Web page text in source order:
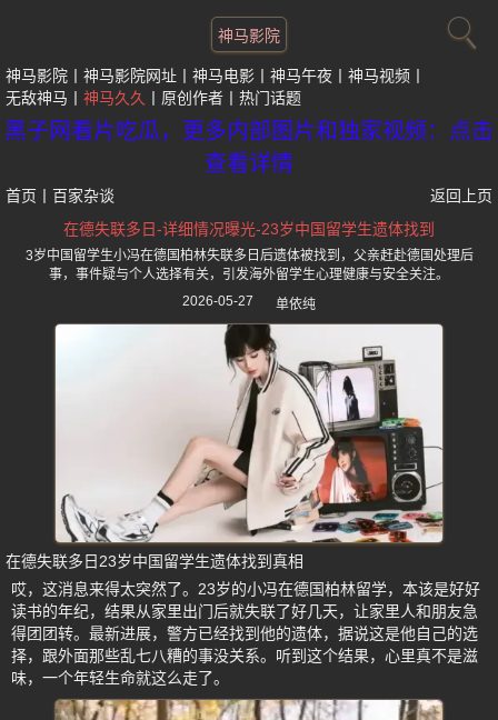
神马影院
神马影院 神马影院网址 神马电影 神马午夜
神马视频
无敌神马
神马久久 原创作者 热门话题
黑子网看片吃瓜，更多内部图片和独家视频：点击
查看详情
首页 百家杂谈
返回上页
在德失联多日-详细情况曝光-23岁中国留学生遗体找到
3岁中国留学生小冯在德国柏林失联多日后遗体被找到，父亲赶赴德国处理后
事，事件疑与个人选择有关，引发海外留学生心理健康与安全关注。
2026-05-27
单依纯
在德失联多日23岁中国留学生遗体找到真相
哎，这消息来得太突然了。23岁的小冯在德国柏林留学，本该是好好
读书的年纪，结果从家里出门后就失联了好几天，让家里人和朋友急
得团团转。最新进展，警方已经找到他的遗体，据说这是他自己的选
择，跟外面那些乱七八糟的事没关系。听到这个结果，心里真不是滋
味，一个年轻生命就这么走了。